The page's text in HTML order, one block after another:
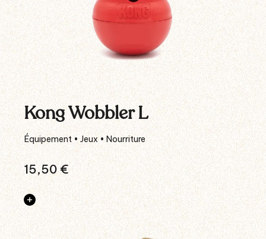
Kong Wobbler L
Équipement • Jeux • Nourriture
15,50 €